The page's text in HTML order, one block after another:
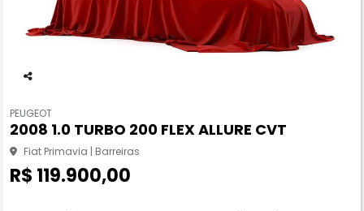
pa
rtil
he
PEUGEOT
2008 1.0 TURBO 200 FLEX ALLURE CVT
Fiat Primavia | Barreiras
R$ 119.900,00